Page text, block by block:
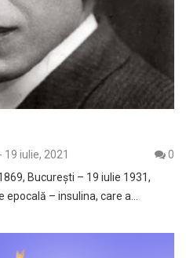
- 19 iulie, 2021
0
Bucureşti – 19 iulie 1931,
epocală – insulina, care a…